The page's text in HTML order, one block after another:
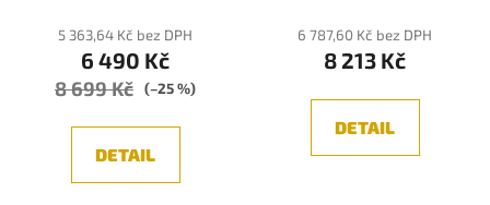
produktu
je
5,0
5
5 363,64 Kč bez DPH
6 490 Kč
8 699 Kč (–25 %)
DETAIL
6 787,60 Kč bez DPH
8 213 Kč
DETAIL